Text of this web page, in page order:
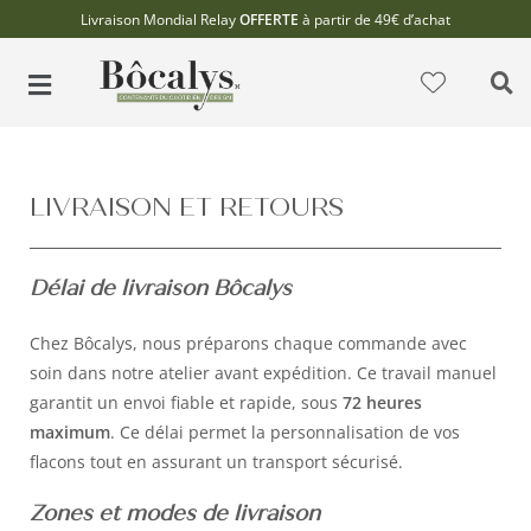
Livraison Mondial RelayOFFERTE à partir de 49€ d’achat
LIVRAISON ET RETOURS
Délai de livraison Bôcalys
Chez Bôcalys, nous préparons chaque commande avec
soin dans notre atelier avant expédition. Ce travail manuel
garantit un envoi fiable et rapide, sous 72 heures
maximum. Ce délai permet la personnalisation de vos
flacons tout en assurant un transport sécurisé.
Zones et modes de livraison